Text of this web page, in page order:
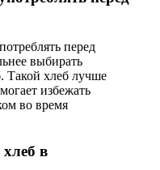
перед
выбирать
хлеб лучше
избежать
во время
в